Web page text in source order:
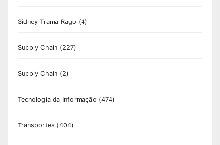
Sidney Trama Rago (4)
Supply Chain (227)
Supply Chain (2)
Tecnologia da Informação (474)
Transportes (404)